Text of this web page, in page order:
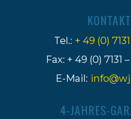
KONTAKT
Tel.: + 49 (0) 7131
Fax: + 49 (0) 7131
E-Mail:
4-JAHRES-